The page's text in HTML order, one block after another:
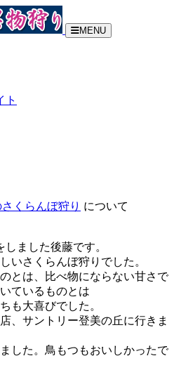
MENU
ト
くらんぼ狩り について
ました後藤です。
いさくらんぼ狩りでした。
とは、比べ物にならない甘さで
ているものとは
も大喜びでした。
、サントリー登美の丘に行きま
した。鳥もつもおいしかったで